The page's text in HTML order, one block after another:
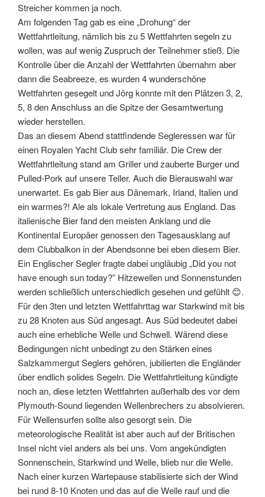
Streicher kommen ja noch.
Am folgenden Tag gab es eine „Drohung“ der
Wettfahrtleitung, nämlich bis zu 5 Wettfahrten segeln zu
wollen, was auf wenig Zuspruch der Teilnehmer stieß. Die
Kontrolle über die Anzahl der Wettfahrten übernahm aber
dann die Seabreeze, es wurden 4 wunderschöne
Wettfahrten gesegelt und Jörg konnte mit den Plätzen 3, 2,
5, 8 den Anschluss an die Spitze der Gesamtwertung
wieder herstellen.
Das an diesem Abend stattfindende Segleressen war für
einen Royalen Yacht Club sehr familiär. Die Crew der
Wettfahrtleitung stand am Griller und zauberte Burger und
Pulled-Pork auf unsere Teller. Auch die Bierauswahl war
unerwartet. Es gab Bier aus Dänemark, Irland, Italien und
ein warmes?! Ale als lokale Vertretung aus England. Das
italienische Bier fand den meisten Anklang und die
Kontinental Europäer genossen den Tagesausklang auf
dem Clubbalkon in der Abendsonne bei eben diesem Bier.
Ein Englischer Segler fragte dabei ungläubig „Did you not
have enough sun today?” Hitzewellen und Sonnenstunden
werden schließlich unterschiedlich gesehen und gefühlt 😊.
Für den 3ten und letzten Wettfahrttag war Starkwind mit bis
zu 28 Knoten aus Süd angesagt. Aus Süd bedeutet dabei
auch eine erhebliche Welle und Schwell. Wärend diese
Bedingungen nicht unbedingt zu den Stärken eines
Salzkammergut Seglers gehören, jubilierten die Engländer
über endlich solides Segeln. Die Wettfahrtleitung kündigte
noch an, diese letzten Wettfahrten außerhalb des vor dem
Plymouth-Sound liegenden Wellenbrechers zu absolvieren.
Für Wellensurfen sollte also gesorgt sein. Die
meteorologische Realität ist aber auch auf der Britischen
Insel nicht viel anders als bei uns. Vom angekündigten
Sonnenschein, Starkwind und Welle, blieb nur die Welle.
Nach einer kurzen Wartepause stabilisierte sich der Wind
bei rund 8-10 Knoten und das auf die Welle rauf und die